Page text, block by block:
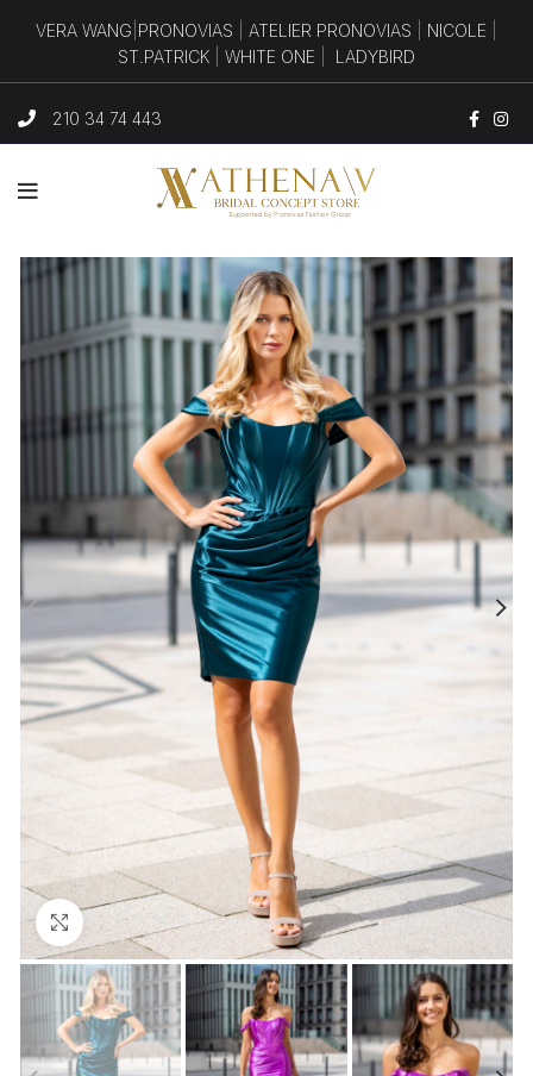
210 34 74 443
Click to enlarge
VERA WANG PRONOVIAS ATELIER PRONOVIAS NICOLE
ST.PATRICK
WHITE ONE LADYBIRD